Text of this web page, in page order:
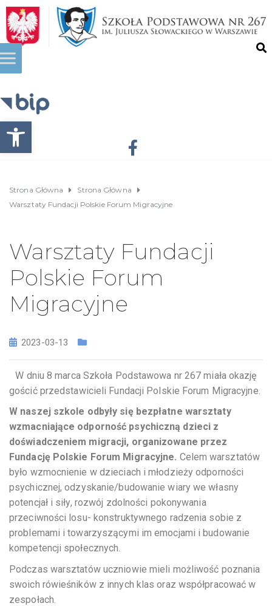
Otwórz pasek narzędzi
Strona Główna
Strona Główna
Warsztaty Fundacji Polskie Forum Migracyjne
Warsztaty Fundacji
Polskie Forum
Migracyjne
2023-03-13
W dniu 8 marca Szkoła Podstawowa nr 267 miała okazję
gościć przedstawicieli Fundacji Polskie Forum Migracyjne.
W naszej szkole odbyły się bezpłatne warsztaty
wzmacniające odporność psychiczną dzieci z
doświadczeniem migracji, organizowane przez
Fundację Polskie Forum Migracyjne. Celem warsztatów
było wzmocnienie w dzieciach i młodzieży odporności
psychicznej, odzyskanie/budowanie wiary we własny
potencjał i siły, rozwój zdolności pokonywania
przeciwności losu- konstruktywnego radzenia sobie z
problemami i towarzyszącymi im emocjami i budowanie
kompetencji społecznych.
Podczas warsztatów uczniowie mieli możliwość poznania
swoich rówieśników z innych klas oraz współpracować w
zespołach.